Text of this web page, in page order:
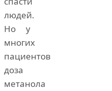
людей.
Но у
многих
пациентов
доза
метанола